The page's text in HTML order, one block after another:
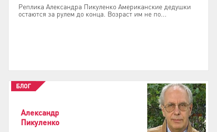
Реплика Александра Пикуленко Американские дедушки
остаются за рулем до конца. Возраст им не по...
Александр
Пикуленко
БЛОГ